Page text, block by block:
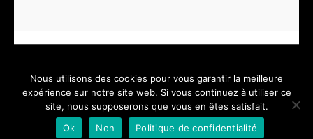
PHOTOGRAPHE & VIDEASTE PROFESSIONNEL - depuis 2005 -
Nous utilisons des cookies pour vous garantir la meilleure
expérience sur notre site web. Si vous continuez à utiliser ce
site, nous supposerons que vous en êtes satisfait.
Ok
Non Politique de confidentialité